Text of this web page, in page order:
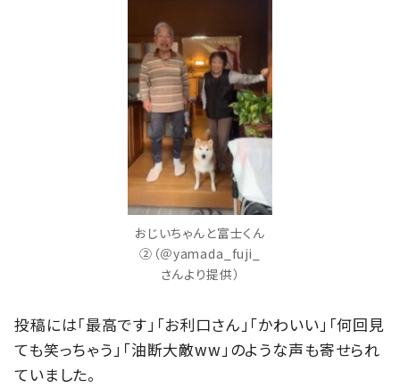
おじいちゃんと富士くん
②（＠yamada_fuji_
さんより提供）
投稿には「最高です」「お利口さん」「かわいい」「何回見
ても笑っちゃう」「油断大敵ww」のような声も寄せられ
ていました。